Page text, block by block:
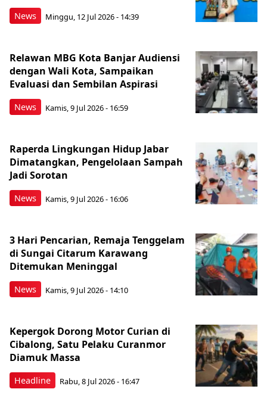
News Minggu, 12 Jul 2026 - 14:39
News
Relawan MBG Kota Banjar Audiensi
dengan Wali Kota, Sampaikan
Evaluasi dan Sembilan Aspirasi
Kamis, 9 Jul 2026 - 16:59
News
Raperda Lingkungan Hidup Jabar
Dimatangkan, Pengelolaan Sampah
Jadi Sorotan
Kamis, 9 Jul 2026 - 16:06
News
3 Hari Pencarian, Remaja Tenggelam
di Sungai Citarum Karawang
Ditemukan Meninggal
Kamis, 9 Jul 2026 - 14:10
Headline
Kepergok Dorong Motor Curian di
Cibalong, Satu Pelaku Curanmor
Diamuk Massa
Rabu, 8 Jul 2026 - 16:47